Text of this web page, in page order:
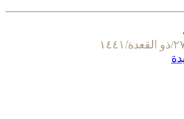
القعدة/١٤٤١